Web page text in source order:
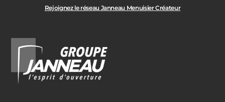
Rejoignez le réseau Janneau Menuisier Créateur